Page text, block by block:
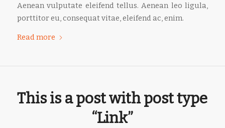
Aenean vulputate eleifend tellus. Aenean leo ligula,
porttitor eu, consequat vitae, eleifend ac, enim.
Read more
This is a post with post type
“Link”